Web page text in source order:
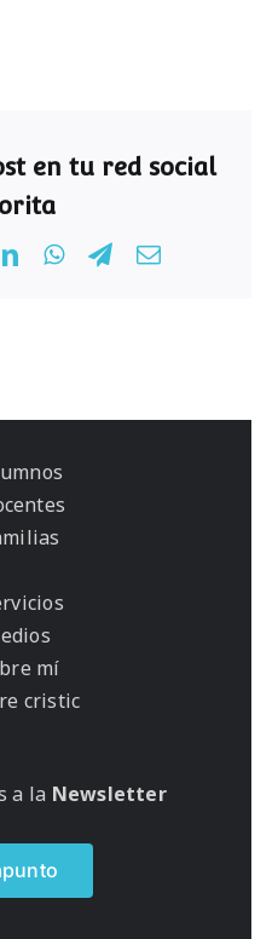
en tu red social
LinkedInWhatsApp
Telegram
Correo
mí
cristic
a la Newsletter